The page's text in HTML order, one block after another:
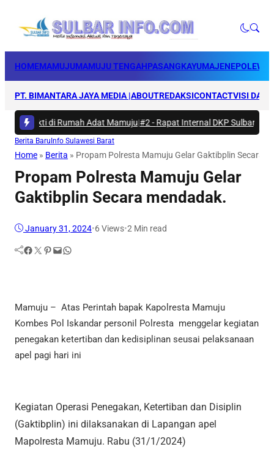
HOMEMAMUJUMAMUJU TENGAHPASANGKAYUMAJENE
PT. BIMANTARA JAYA MEDIA |ABOUTREDAKSICONTACTVISI DAN
Bakti di Rumah Adat Mamuju|#2 -Rapat Internal DKP Sulbar,
Berita Baru Info Sulawesi Barat
Home » Berita » Propam Polresta Mamuju Gelar Gaktibplin Secara
Propam Polresta Mamuju Gelar
Gaktibplin Secara mendadak.
January 31, 2024•6Views•2 Min read
Facebook Twitter Pinterest Mail WhatsApp
Mamuju – Atas Perintah bapak Kapolresta Mamuju
Kombes Pol Iskandar personil Polresta menggelar kegiatan
penegakan ketertiban dan kedisiplinan seusai pelaksanaan
apel pagi hari ini
Kegiatan Operasi Penegakan, Ketertiban dan Disiplin
(Gaktibplin) ini dilaksanakan di Lapangan apel
Mapolresta Mamuju. Rabu (31/1/2024)